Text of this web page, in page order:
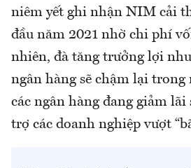
niêm yết ghi nhận NIM cải
đầu năm 2021 nhờ chi phí
nhiên, đà tăng trưởng lợi
ngân hàng sẽ chậm lại trong
các ngân hàng đang giảm lãi
trợ các doanh nghiệp vượt